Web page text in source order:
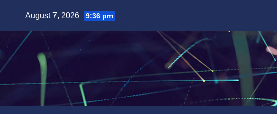
content
August 7, 2026 9:36 pm